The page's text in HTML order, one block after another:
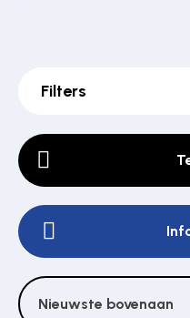
Pulsgevers
Sloten
Filters
Nieuwste bovenaan